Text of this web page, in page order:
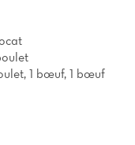
1 bœuf, 1 bœuf